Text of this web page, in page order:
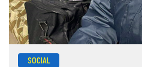
SOCIAL